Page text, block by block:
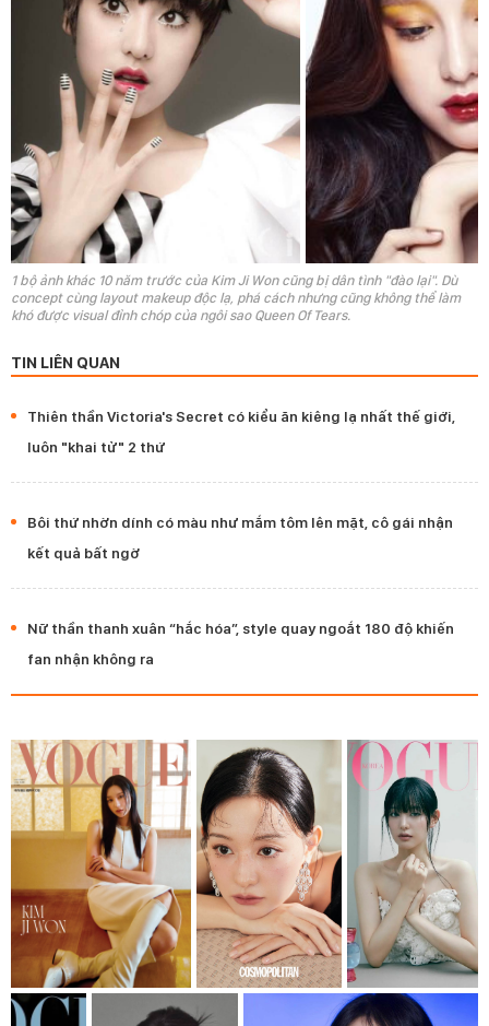
1 bộ ảnh khác 10 năm trước của Kim Ji Won cũng bị dân tình "đào lại". Dù
concept cùng layout makeup độc lạ, phá cách nhưng cũng không thể làm
khó được visual đỉnh chóp của ngôi sao Queen Of Tears.
TIN LIÊN QUAN
Thiên thần Victoria's Secret có kiểu ăn kiêng lạ nhất thế giới,
luôn "khai tử" 2 thứ
Bôi thứ nhờn dính có màu như mắm tôm lên mặt, cô gái nhận
kết quả bất ngờ
Nữ thần thanh xuân “hắc hóa”, style quay ngoắt 180 độ khiến
fan nhận không ra